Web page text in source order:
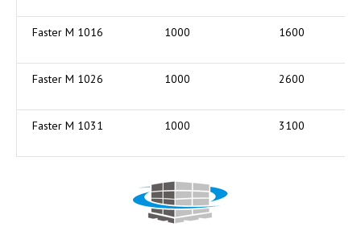
Faster M 1016 1000 1600
Faster M 1026 1000 2600
Faster M 1031 1000 3100